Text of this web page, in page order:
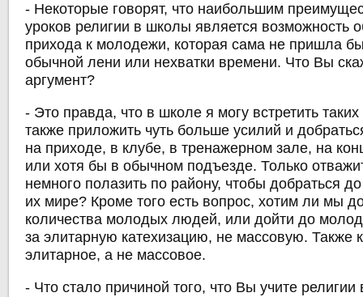
- Некоторые говорят, что наибольшим
уроков религии в школы является возможность
прихода к молодежи, которая сама не пришла
обычной лени или нехватки времени. Что Вы
аргумент?
- Это правда, что в школе я могу встретить
также приложить чуть больше усилий и
на приходе, в клубе, в тренажерном зале, на
или хотя бы в обычном подъезде. Только
немного полазить по району, чтобы добраться
их мире? Кроме того есть вопрос, хотим ли мы
количества молодых людей, или дойти до
за элитарную катехизацию, не массовую. Также
элитарное, а не массовое.
- Что стало причиной того, что Вы учите